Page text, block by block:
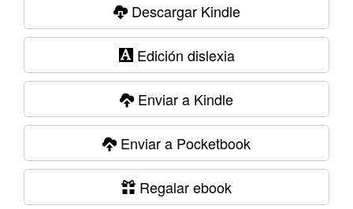
Descargar Kindle
Edición dislexia
Enviar a Kindle
Enviar a Pocketbook
Regalar ebook